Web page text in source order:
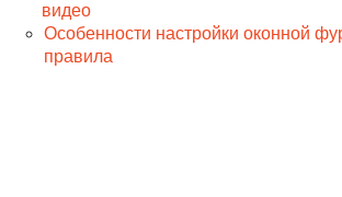
видео
Особенности настройки оконной
правила